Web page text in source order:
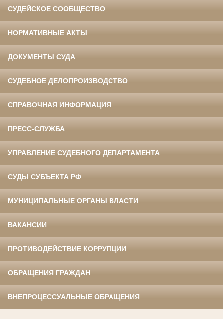
СУДЕЙСКОЕ СООБЩЕСТВО
НОРМАТИВНЫЕ АКТЫ
ДОКУМЕНТЫ СУДА
СУДЕБНОЕ ДЕЛОПРОИЗВОДСТВО
СПРАВОЧНАЯ ИНФОРМАЦИЯ
ПРЕСС-СЛУЖБА
УПРАВЛЕНИЕ СУДЕБНОГО ДЕПАРТАМЕНТА
СУДЫ СУБЪЕКТА РФ
МУНИЦИПАЛЬНЫЕ ОРГАНЫ ВЛАСТИ
ВАКАНСИИ
ПРОТИВОДЕЙСТВИЕ КОРРУПЦИИ
ОБРАЩЕНИЯ ГРАЖДАН
ВНЕПРОЦЕССУАЛЬНЫЕ ОБРАЩЕНИЯ